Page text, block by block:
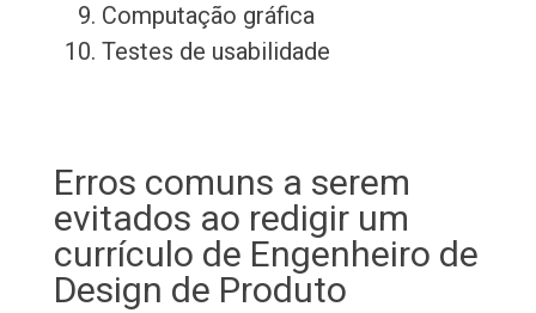
Computação gráfica
Testes de usabilidade
Erros comuns a serem
evitados ao redigir um
currículo de Engenheiro de
Design de Produto